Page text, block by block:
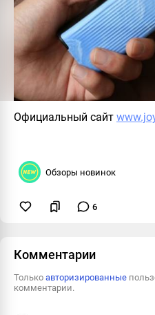
Официальный сайт
Обзоры новинок
6
Комментарии
Только авторизированные
комментарии.